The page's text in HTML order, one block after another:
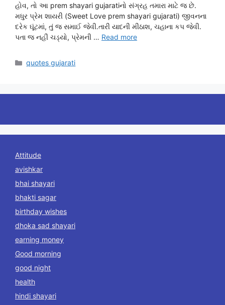
હોવ, તો આ prem shayari gujaratiનો સંગ્રહ તમારા માટે જ છે.
મધુર પ્રેમ શાયરી (Sweet Love prem shayari gujarati) જીવનના
દરેક ઘૂંટમાં, તું જ સમાઈ જેવી.તારી યાદની મીઠાશ, ચહાના કપ જેવી.
પતા જ નહીં ચડ્યો, પ્રેમની … Read more
Categories
quotes gujarati
Attitude
avishkar
bhai shayari
bhakti sagar
birthday wishes
dhoka sad shayari
earning money
Good morning
good night
health
hindi shayari